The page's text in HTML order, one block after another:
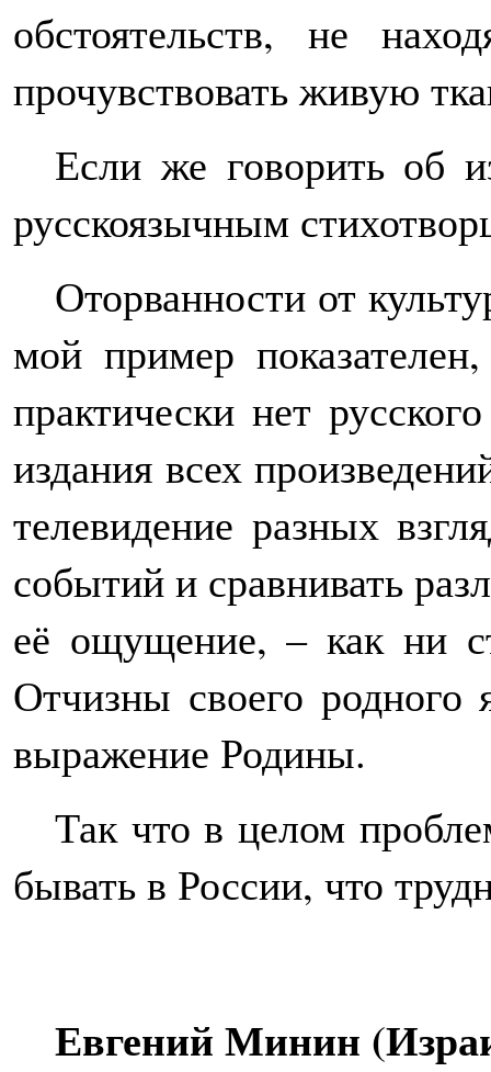
обстоятельств, не
прочувствовать живую
Если же говорить об
русскоязычным
Оторванности от
мой пример
практически нет
издания всех
телевидение разных
событий и сравнивать
её ощущение, – как ни
Отчизны своего родного
выражение Родины.
Так что в целом
бывать в России, что
Евгений Минин